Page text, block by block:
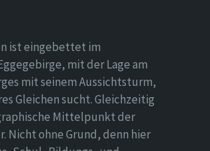
ist eingebettet im
mit der Lage am
mit seinem Aussichtsturm,
Gleichen sucht. Gleichzeitig
Mittelpunkt der
Nicht ohne Grund, denn hier